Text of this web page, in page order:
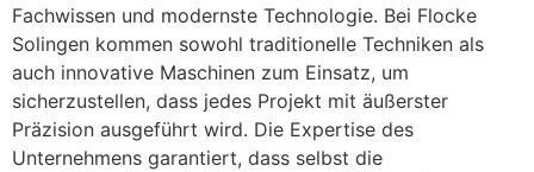
Fachwissen und modernste Technologie. Bei Flocke
Solingen kommen sowohl traditionelle Techniken als
auch innovative Maschinen zum Einsatz, um
sicherzustellen, dass jedes Projekt mit äußerster
Präzision ausgeführt wird. Die Expertise des
Unternehmens garantiert, dass selbst die